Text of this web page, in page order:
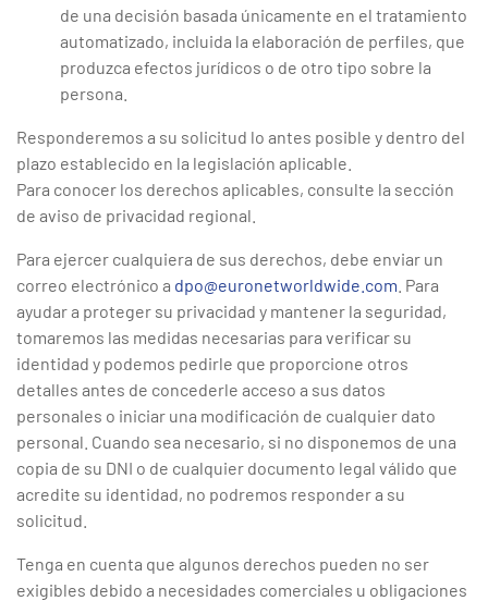
de una decisión basada únicamente en el tratamiento
automatizado, incluida la elaboración de perfiles, que
produzca efectos jurídicos o de otro tipo sobre la
persona.
Responderemos a su solicitud lo antes posible y dentro del
plazo establecido en la legislación aplicable.
Para conocer los derechos aplicables, consulte la sección
de aviso de privacidad regional.
Para ejercer cualquiera de sus derechos, debe enviar un
correo electrónico a dpo@euronetworldwide.com . Para
ayudar a proteger su privacidad y mantener la seguridad,
tomaremos las medidas necesarias para verificar su
identidad y podemos pedirle que proporcione otros
detalles antes de concederle acceso a sus datos
personales o iniciar una modificación de cualquier dato
personal. Cuando sea necesario, si no disponemos de una
copia de su DNI o de cualquier documento legal válido que
acredite su identidad, no podremos responder a su
solicitud.
Tenga en cuenta que algunos derechos pueden no ser
exigibles debido a necesidades comerciales u obligaciones